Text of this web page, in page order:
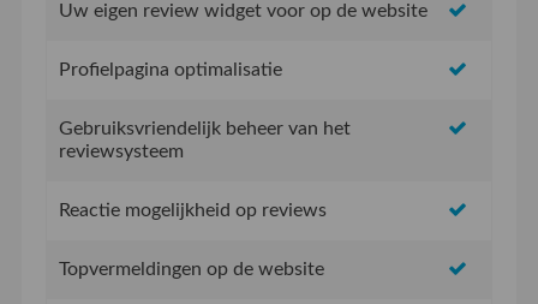
Uw eigen review widget voor op de website
Profielpagina optimalisatie
Gebruiksvriendelijk beheer van het
reviewsysteem
Reactie mogelijkheid op reviews
Topvermeldingen op de website